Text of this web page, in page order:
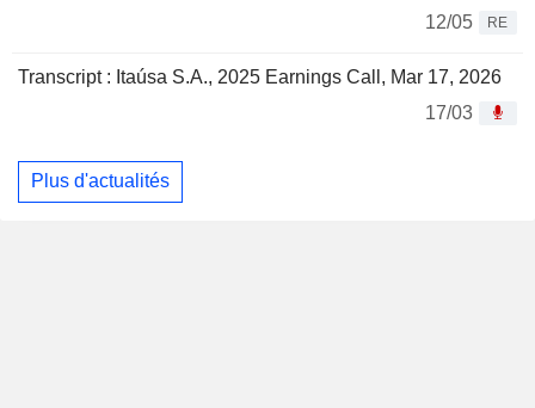
12/05
RE
Transcript : Itaúsa S.A., 2025 Earnings Call, Mar 17, 2026
17/03
Plus d'actualités